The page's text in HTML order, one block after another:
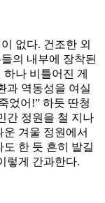
없다. 건조한 외
의 내부에 장착된
나 비틀어진 게
과 역동성을 여실
었어!” 하듯 딴청
간 정원을 철 지나
겨울 정원에서
한 듯 흔히 발길
렇게 간과한다.